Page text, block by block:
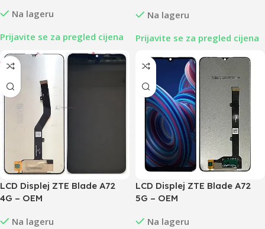
Na lageru
Prijavite se za pregled cijena
Na lageru
Prijavite se za pregled cijena
LCD Displej ZTE Blade A72
4G – OEM
Na lageru
LCD Displej ZTE Blade A72
5G – OEM
Na lageru